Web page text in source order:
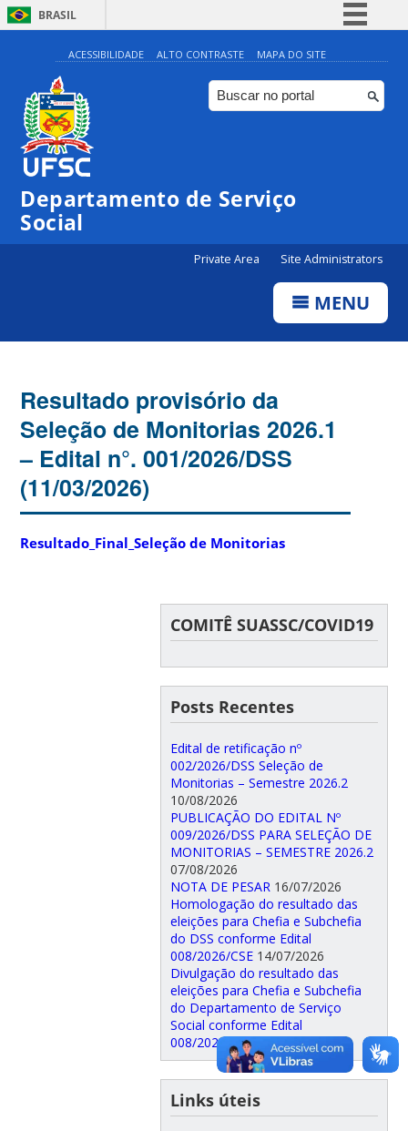
BRASIL
Simplifique!
Comunica BR
Participe
Canais
ACESSIBILIDADE ALTO CONTRASTE MAPA DO SITE
Departamento de Serviço
Social
Private Area Site Administrators
MENU
Resultado provisório da
Seleção de Monitorias 2026.1
– Edital n°. 001/2026/DSS
(11/03/2026)
Resultado_Final_Seleção de Monitorias
COMITÊ SUASSC/COVID19
Posts Recentes
Edital de retificação nº
002/2026/DSS Seleção de
Monitorias – Semestre 2026.2
10/08/2026
PUBLICAÇÃO DO EDITAL Nº
009/2026/DSS PARA SELEÇÃO DE
MONITORIAS – SEMESTRE 2026.2
07/08/2026
NOTA DE PESAR 16/07/2026
Homologação do resultado das
eleições para Chefia e Subchefia
do DSS conforme Edital
008/2026/CSE 14/07/2026
Divulgação do resultado das
eleições para Chefia e Subchefia
do Departamento de Serviço
Social conforme Edital
008/2026/CSE. 02/07/2026
Links úteis